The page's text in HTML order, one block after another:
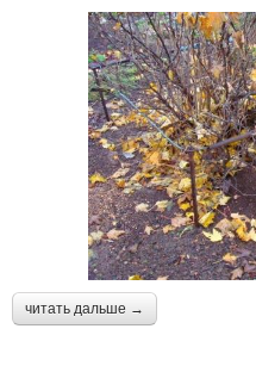
читать дальше →